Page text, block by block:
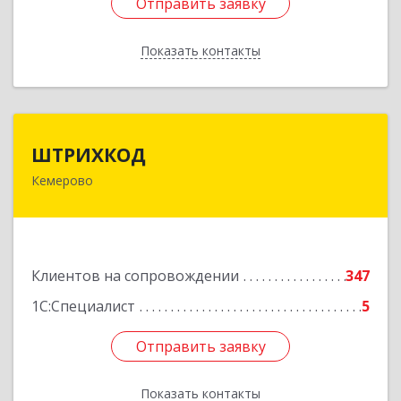
Показать контакты
Назад
ШТРИХКОД
Кемерово
Клиентов на сопровождении
347
1С:Специалист
5
Отправить заявку
Показать контакты
650043, Кемеровская область - Кузбасс обл,
Отправить заявку
Назад